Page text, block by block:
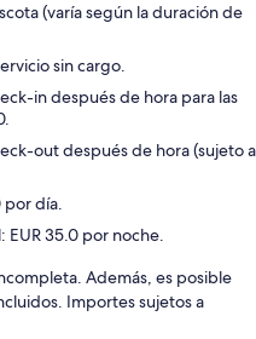
(varía según la duración de
sin cargo.
in después de hora para las
out después de hora (sujeto a
por día.
EUR 35.0 por noche.
Además, es posible
Importes sujetos a